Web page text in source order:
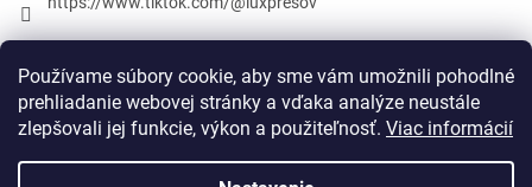
Používame súbory cookie, aby sme vám umožnili pohodlné
prehliadanie webovej stránky a vďaka analýze neustále
zlepšovali jej funkcie, výkon a použiteľnosť. Viac informácií